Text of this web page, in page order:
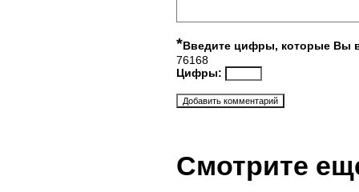
*Введите цифры, которые Вы
76168
Цифры:
Смотрите